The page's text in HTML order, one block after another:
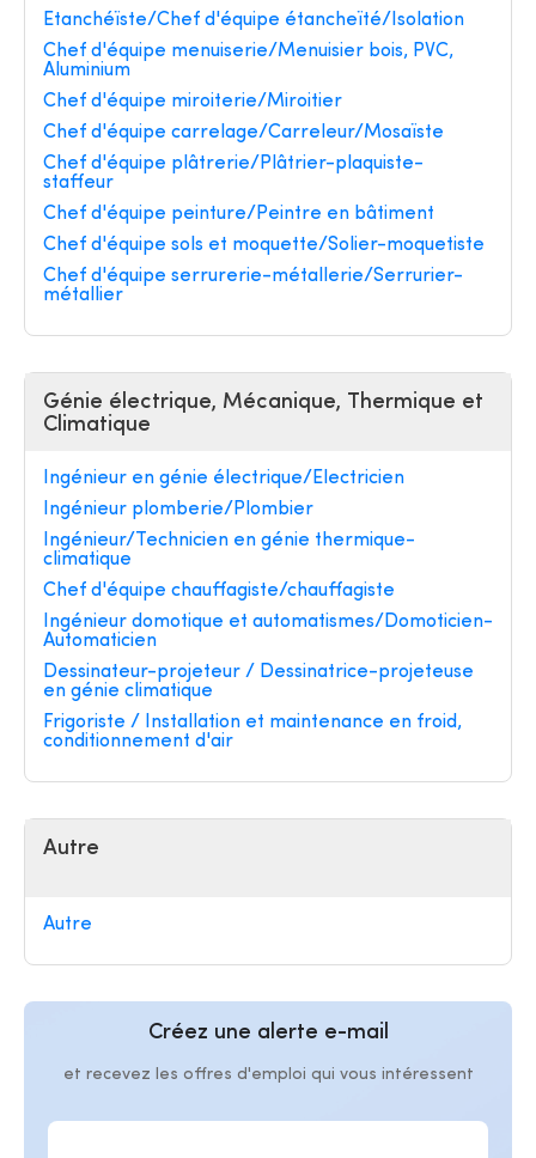
Etanchéïste/Chef d'équipe étancheïté/Isolation
Chef d'équipe menuiserie/Menuisier bois, PVC,
Aluminium
Chef d'équipe miroiterie/Miroitier
Chef d'équipe carrelage/Carreleur/Mosaïste
Chef d'équipe plâtrerie/Plâtrier-plaquiste-
staffeur
Chef d'équipe peinture/Peintre en bâtiment
Chef d'équipe sols et moquette/Solier-moquetiste
Chef d'équipe serrurerie-métallerie/Serrurier-
métallier
Génie électrique, Mécanique, Thermique et
Climatique
Ingénieur en génie électrique/Electricien
Ingénieur plomberie/Plombier
Ingénieur/Technicien en génie thermique-
climatique
Chef d'équipe chauffagiste/chauffagiste
Ingénieur domotique et automatismes/Domoticien-
Automaticien
Dessinateur-projeteur / Dessinatrice-projeteuse
en génie climatique
Frigoriste / Installation et maintenance en froid,
conditionnement d'air
Autre
Autre
Créez une alerte e-mail
et recevez les offres d'emploi qui vous intéressent